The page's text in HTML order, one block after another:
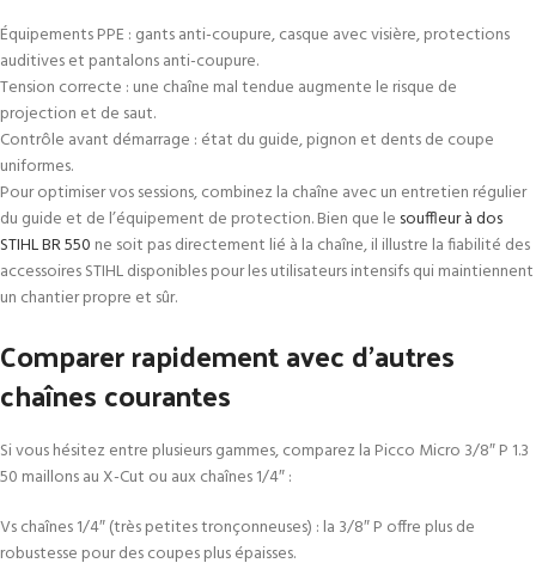
Équipements PPE : gants anti-coupure, casque avec visière, protections
auditives et pantalons anti-coupure.
Tension correcte : une chaîne mal tendue augmente le risque de
projection et de saut.
Contrôle avant démarrage : état du guide, pignon et dents de coupe
uniformes.
Pour optimiser vos sessions, combinez la chaîne avec un entretien régulier
du guide et de l’équipement de protection. Bien que le souffleur à dos
STIHL BR 550 ne soit pas directement lié à la chaîne, il illustre la fiabilité des
accessoires STIHL disponibles pour les utilisateurs intensifs qui maintiennent
un chantier propre et sûr.
Comparer rapidement avec d’autres
chaînes courantes
Si vous hésitez entre plusieurs gammes, comparez la Picco Micro 3/8″ P 1.3
50 maillons au X-Cut ou aux chaînes 1/4″ :
Vs chaînes 1/4″ (très petites tronçonneuses) : la 3/8″ P offre plus de
robustesse pour des coupes plus épaisses.